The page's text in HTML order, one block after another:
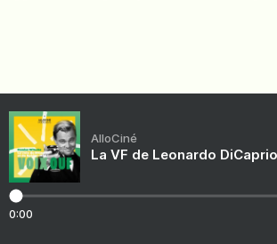
AlloCiné
La VF de Leonardo
0:00